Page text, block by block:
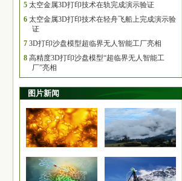
5 太空金属3D打印技术在轨完成演示验证
6 太空金属3D打印技术在轻舟飞船上完成演示验
证
7 3D打印沙盘模型超临界无人智能工厂亮相
8 高精度3D打印沙盘模型“超临界无人智能工
厂”亮相
图片新闻